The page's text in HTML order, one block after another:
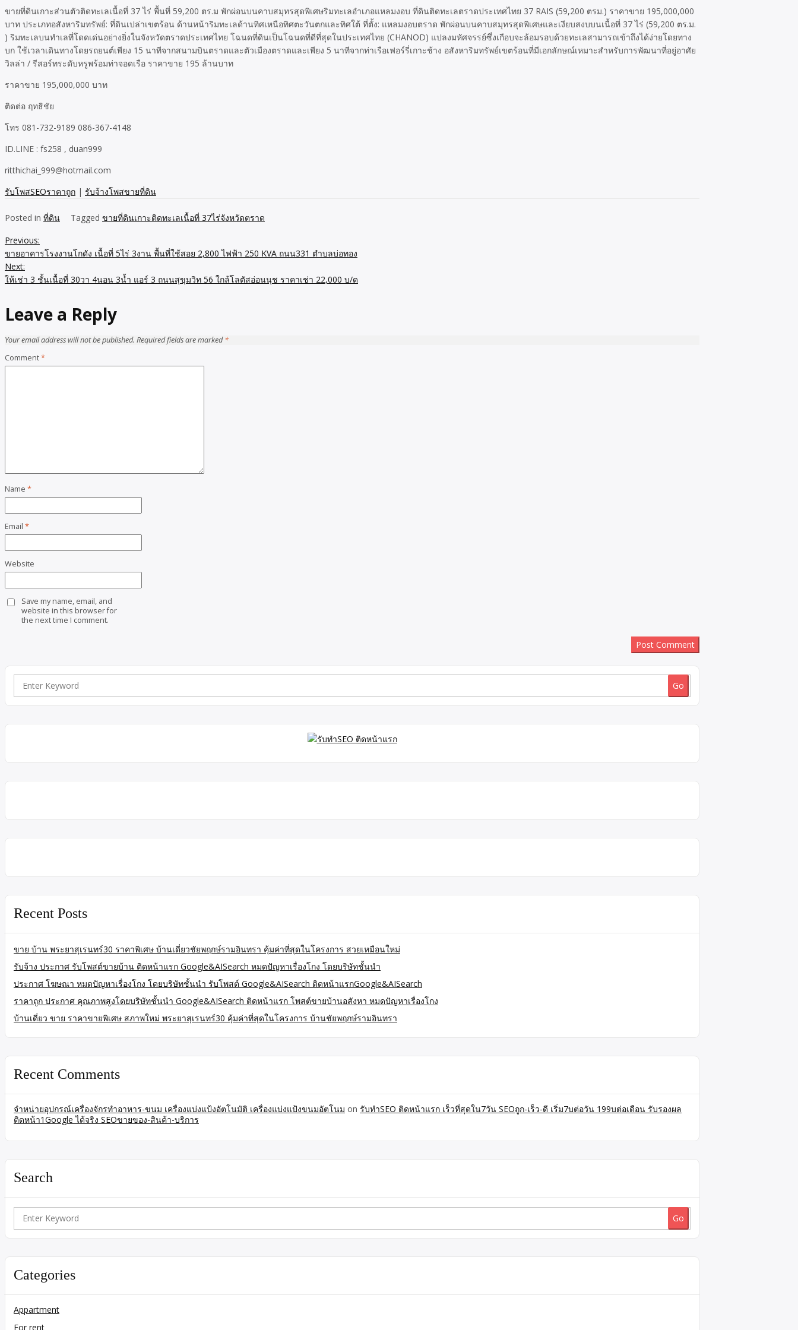
ขายที่ดินเกาะส่วนตัวติดทะเลเนื้อที่ 37 ไร่ พื้นที่ 59,200 ตร.ม พักผ่อนบนคาบสมุทรสุดพิเศษริมทะเลอำเภอแหลมงอบ ที่ดินติดทะเลตราดประเทศไทย 37 RAIS (59,200 ตรม.) ราคาขาย 195,000,000
บาท ประเภทอสังหาริมทรัพย์: ที่ดินเปล่าเขตร้อน ด้านหน้าริมทะเลด้านทิศเหนือทิศตะวันตกและทิศใต้ ที่ตั้ง: แหลมงอบตราด พักผ่อนบนคาบสมุทรสุดพิเศษและเงียบสงบบนเนื้อที่ 37 ไร่ (59,200 ตร.ม.
) ริมทะเลบนทำเลที่โดดเด่นอย่างยิ่งในจังหวัดตราดประเทศไทย โฉนดที่ดินเป็นโฉนดที่ดีที่สุดในประเทศไทย (CHANOD) แปลงมหัศจรรย์ซึ่งเกือบจะล้อมรอบด้วยทะเลสามารถเข้าถึงได้ง่ายโดยทาง
บก ใช้เวลาเดินทางโดยรถยนต์เพียง 15 นาทีจากสนามบินตราดและตัวเมืองตราดและเพียง 5 นาทีจากท่าเรือเฟอร์รี่เกาะช้าง อสังหาริมทรัพย์เขตร้อนที่มีเอกลักษณ์เหมาะสำหรับการพัฒนาที่อยู่อาศัย
วิลล่า / รีสอร์ทระดับหรูพร้อมท่าจอดเรือ ราคาขาย 195 ล้านบาท
ราคาขาย 195,000,000 บาท
ติดต่อ ฤทธิชัย
โทร 081-732-9189 086-367-4148
ID.LINE : fs258 , duan999
ritthichai_999@hotmail.com
รับโพสSEOราคาถูก | รับจ้างโพสขายที่ดิน
Posted in ที่ดิน Tagged ขายที่ดินเกาะติดทะเลเนื้อที่ 37ไร่จังหวัดตราด
Post
navigation
Previous:
ขายอาคารโรงงานโกดัง เนื้อที่ 5ไร่ 3งาน พื้นที่ใช้สอย 2,800 ไฟฟ้า 250 KVA ถนน331 ตำบลบ่อทอง
Next:
ให้เช่า 3 ชั้นเนื้อที่ 30วา 4นอน 3น้ำ แอร์ 3 ถนนสุขุมวิท 56 ใกล้โลตัสอ่อนนุช ราคาเช่า 22,000 บ/ด
Leave a Reply
Your email address will not be published. Required fields are marked*
Comment*
Name *
Email *
Website
Save my name, email, and
website in this browser for
the next time I comment.
Search
Recent Posts
ขาย บ้าน พระยาสุเรนทร์30 ราคาพิเศษ บ้านเดี่ยวชัยพฤกษ์รามอินทรา คุ้มค่าที่สุดในโครงการ สวยเหมือนใหม่
รับจ้าง ประกาศ รับโพสต์ขายบ้าน ติดหน้าแรก Google&AISearch หมดปัญหาเรื่องโกง โดยบริษัทชั้นนำ
ประกาศ โฆษณา หมดปัญหาเรื่องโกง โดยบริษัทชั้นนำ รับโพสต์ Google&AISearch ติดหน้าแรกGoogle&AISearch
ราคาถูก ประกาศ คุณภาพสูงโดยบริษัทชั้นนำ Google&AISearch ติดหน้าแรก โพสต์ขายบ้านอสังหา หมดปัญหาเรื่องโกง
บ้านเดี่ยว ขาย ราคาขายพิเศษ สภาพใหม่ พระยาสุเรนทร์30 คุ้มค่าที่สุดในโครงการ บ้านชัยพฤกษ์รามอินทรา
Recent Comments
จำหน่ายอุปกรณ์เครื่องจักรทำอาหาร-ขนม เครื่องแบ่งแป้งอัตโนมัติ เครื่องแบ่งแป้งขนมอัตโนม on รับทำSEO ติดหน้าแรก เร็วที่สุดใน7วัน SEOถูก-เร็ว-ดี เริ่ม7บต่อวัน 199บต่อเดือน รับรองผล
ติดหน้า1Google ได้จริง SEOขายของ-สินค้า-บริการ
Search
Search
Categories
Appartment
For rent